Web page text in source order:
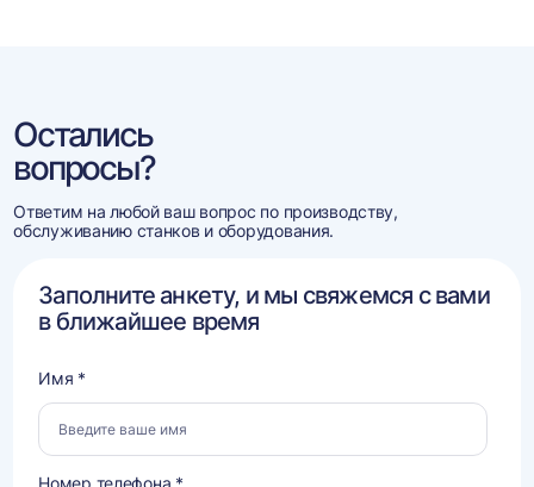
Остались
вопросы?
Ответим на любой ваш вопрос по производству,
обслуживанию станков и оборудования.
Заполните анкету, и мы свяжемся с вами
в ближайшее время
Имя *
Номер телефона *